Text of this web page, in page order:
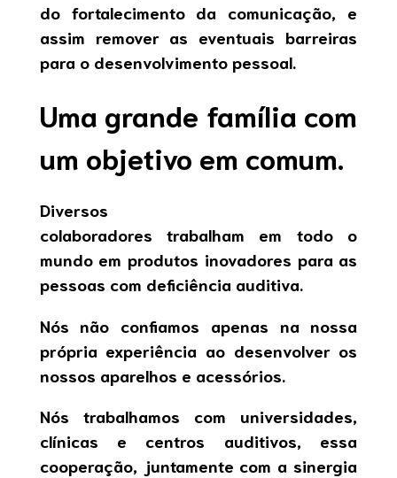
do fortalecimento da comunicação, e
assim remover as eventuais barreiras
para o desenvolvimento pessoal.
Uma grande família com
um objetivo em comum.
Diversos
colaboradores trabalham em todo o
mundo em produtos inovadores para as
pessoas com deficiência auditiva.
Nós não confiamos apenas na nossa
própria experiência ao desenvolver os
nossos aparelhos e acessórios.
Nós trabalhamos com universidades,
clínicas e centros auditivos, essa
cooperação, juntamente com a sinergia